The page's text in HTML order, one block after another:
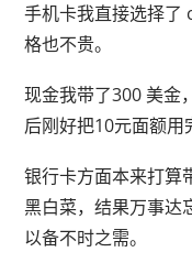
手机卡我直接选择了
格也不贵。
现金我带了300 美金
后刚好把10元面额用
银行卡方面本来打算
黑白菜，结果万事达
以备不时之需。